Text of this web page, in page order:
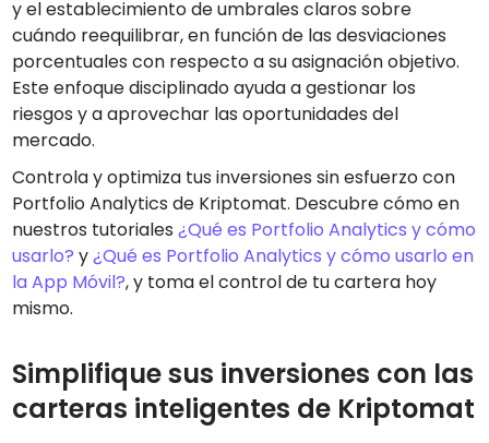
y el establecimiento de umbrales claros sobre
cuándo reequilibrar, en función de las desviaciones
porcentuales con respecto a su asignación objetivo.
Este enfoque disciplinado ayuda a gestionar los
riesgos y a aprovechar las oportunidades del
mercado.
Controla y optimiza tus inversiones sin esfuerzo con
Portfolio Analytics de Kriptomat. Descubre cómo en
nuestros tutoriales¿Qué es Portfolio Analytics y cómo
usarlo? y¿Qué es Portfolio Analytics y cómo usarlo en
la App Móvil?, y toma el control de tu cartera hoy
mismo.
Simplifique sus inversiones con las
carteras inteligentes de Kriptomat